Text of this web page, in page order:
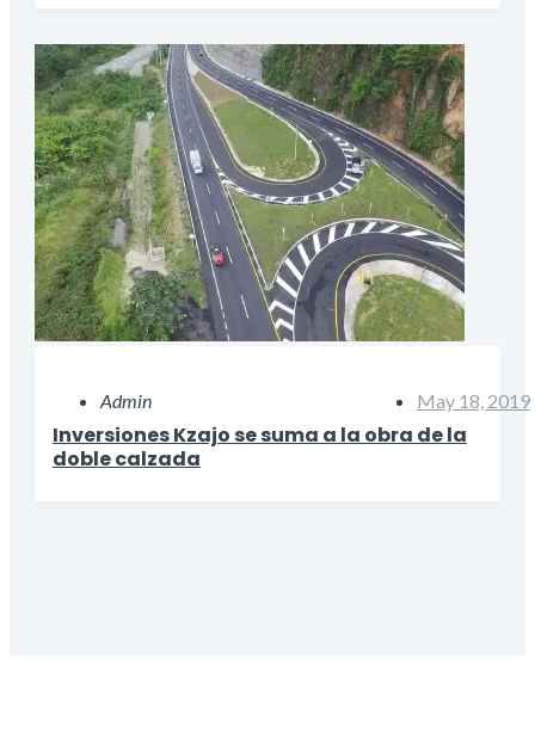
Admin May 18, 2019
Inversiones Kzajo se suma a la obra de la
doble calzada